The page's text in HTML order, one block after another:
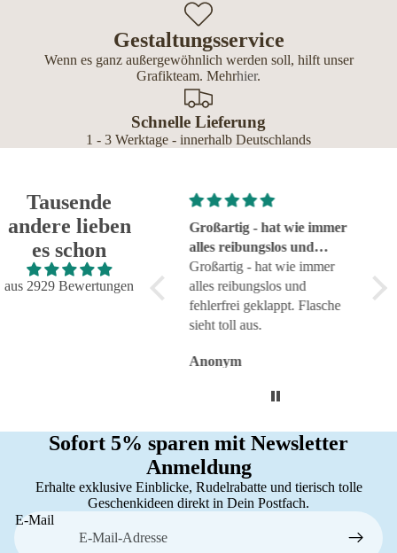
Gestaltungsservice
Wenn es ganz außergewöhnlich werden soll, hilft unser
Grafikteam. Mehrhier.
Schnelle Lieferung
1 - 3 Werktage - innerhalb Deutschlands
Tausende
andere lieben
es schon
aus 2929 Bewertungen
Super!
Super!
Großartig - hat wie immer
alles reibungslos und
fehlerfrei geklappt
Großartig - hat wie immer
alles reibungslos und
fehlerfrei geklappt. Flasche
sieht toll aus.
Anonym
Sofort 5% sparen mit Newsletter
Anmeldung
Erhalte exklusive Einblicke, Rudelrabatte und tierisch tolle
Geschenkideen direkt in Dein Postfach.
E-Mail